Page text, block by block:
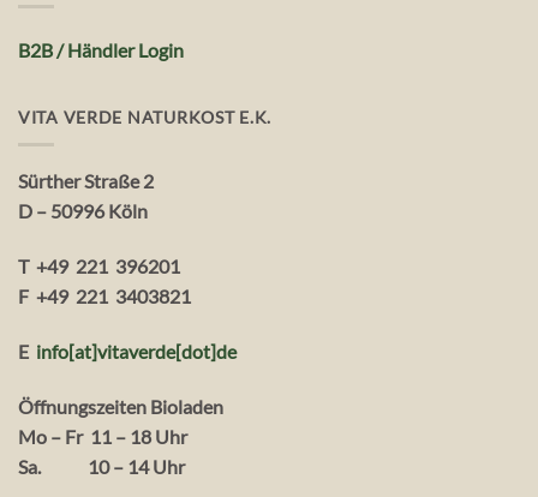
B2B / Händler Login
VITA VERDE NATURKOST E.K.
Sürther Straße 2
D – 50996 Köln
T +49 221 396201
F +49 221 3403821
E info[at]vitaverde[dot]de
Öffnungszeiten Bioladen
Mo – Fr 11 – 18 Uhr
Sa. 10 – 14 Uhr